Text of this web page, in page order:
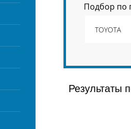
Подбор по
Результаты